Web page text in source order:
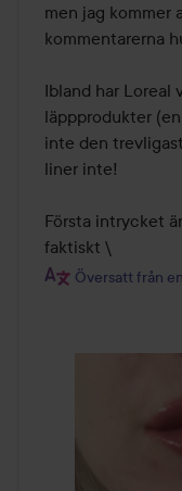
men jag kommer
kommentarerna
Ibland har Loreal
läppprodukter
inte den
liner inte!
Första intrycket
faktiskt \
Översatt från